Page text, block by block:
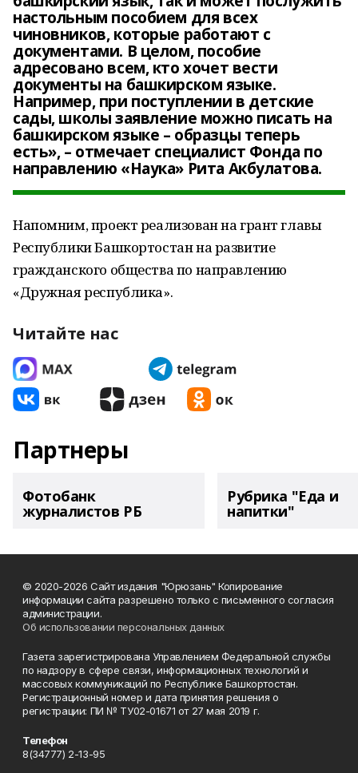
настольным пособием для всех
чиновников, которые работают с
документами. В целом, пособие
адресовано всем, кто хочет вести
документы на башкирском языке.
Например, при поступлении в детские
сады, школы заявление можно писать на
башкирском языке – образцы теперь
есть», – отмечает специалист Фонда по
направлению «Наука» Рита Акбулатова.
Напомним, проект реализован на грант главы
Республики Башкортостан на развитие
гражданского общества по направлению
«Дружная республика».
Читайте нас
Партнеры
Фотобанк
журналистов РБ
Рубрика "Еда и
напитки"
© 2020-2026 Сайт издания "Юрюзань" Копирование
информации сайта разрешено только с письменного согласия
администрации.
Об использовании персональных данных
Газета зарегистрирована Управлением Федеральной службы
по надзору в сфере связи, информационных технологий и
массовых коммуникаций по Республике Башкортостан.
Регистрационный номер и дата принятия решения о
регистрации: ПИ № ТУ02-01671 от 27 мая 2019 г.
Телефон
8(34777) 2-13-95